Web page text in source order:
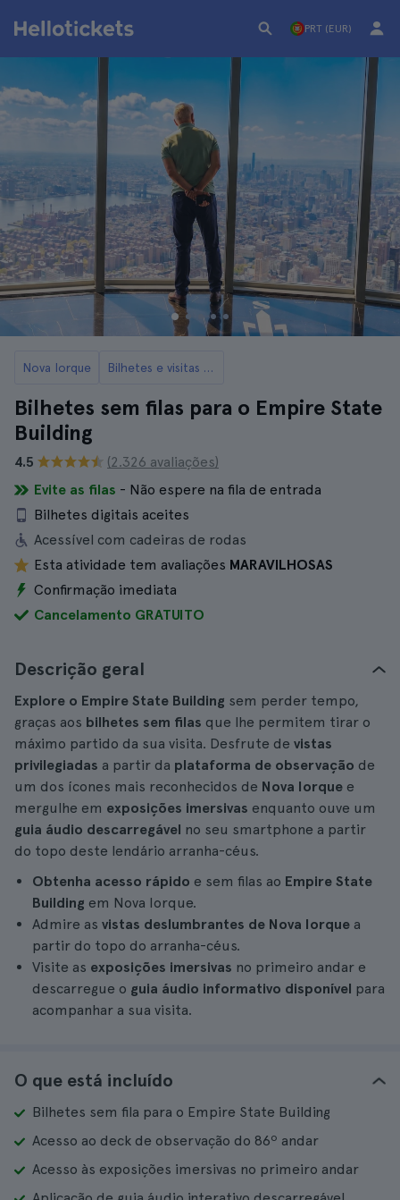
PRT (EUR)
Nova Iorque Bilhetes e visitas ao Empire State Building
Bilhetes sem filas para o Empire State
Building
4.5
(2.326 avaliações)
Evite as filas - Não espere na fila de entrada
Bilhetes digitais aceites
Acessível com cadeiras de rodas
Esta atividade tem avaliações MARAVILHOSAS
Confirmação imediata
Cancelamento GRATUITO
Descrição geral
Explore o Empire State Building sem perder tempo,
graças aos bilhetes sem filas que lhe permitem tirar o
máximo partido da sua visita. Desfrute de vistas
privilegiadas a partir da plataforma de observação de
um dos ícones mais reconhecidos de Nova Iorque e
mergulhe em exposições imersivas enquanto ouve um
guia áudio descarregável no seu smartphone a partir
do topo deste lendário arranha-céus.
Obtenha acesso rápido e sem filas ao Empire State
Building em Nova Iorque.
Admire as vistas deslumbrantes de Nova Iorque a
partir do topo do arranha-céus.
Visite as exposições imersivas no primeiro andar e
descarregue o guia áudio informativo disponível para
acompanhar a sua visita.
O que está incluído
Bilhetes sem fila para o Empire State Building
Acesso ao deck de observação do 86º andar
Acesso às exposições imersivas no primeiro andar